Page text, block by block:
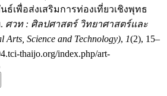
เพื่อส่งเสริมการท่องเที่ยวเชิงพุทธ
ศวท : ศิลปศาสตร์ วิทยาศาสตร์และ
Science and Technology), 1(2), 15–
thaijo.org/index.php/art-